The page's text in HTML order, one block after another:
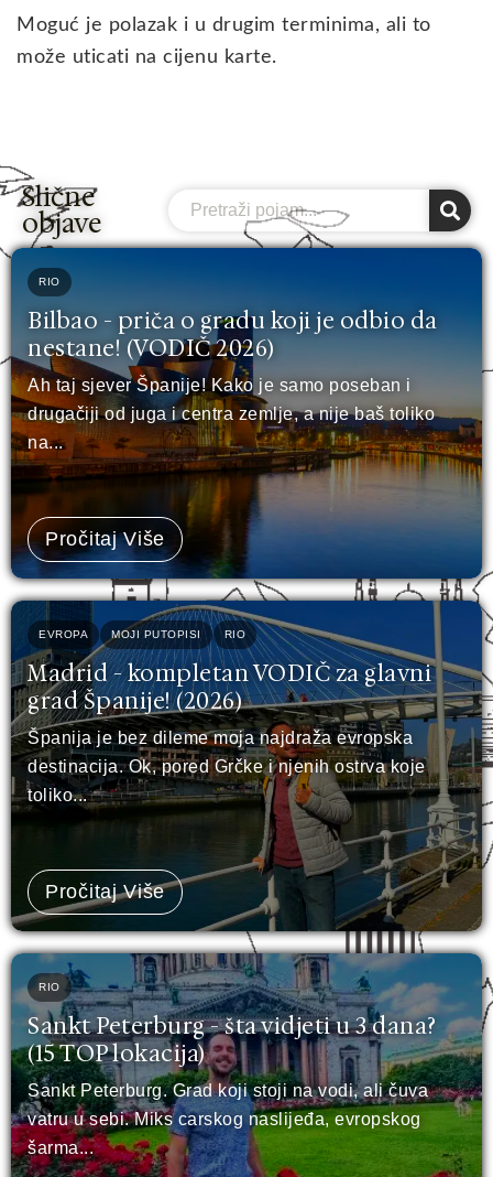
Moguć je polazak i u drugim terminima, ali to
može uticati na cijenu karte.
Slične
objave
Search
RIO
Bilbao - priča o gradu koji je odbio da
nestane! (VODIČ 2026)
Ah taj sjever Španije! Kako je samo poseban i
drugačiji od juga i centra zemlje, a nije baš toliko
na...
Pročitaj Više
EVROPA MOJI PUTOPISI RIO
Madrid - kompletan VODIČ za glavni
grad Španije! (2026)
Španija je bez dileme moja najdraža evropska
destinacija. Ok, pored Grčke i njenih ostrva koje
toliko...
Pročitaj Više
RIO
Sankt Peterburg - šta vidjeti u 3 dana?
(15 TOP lokacija)
Sankt Peterburg. Grad koji stoji na vodi, ali čuva
vatru u sebi. Miks carskog naslijeđa, evropskog
šarma...